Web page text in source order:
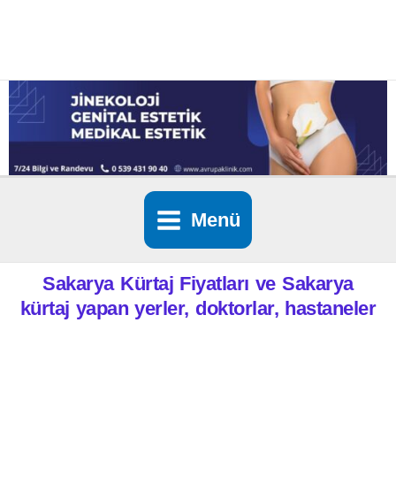
Menü
SakaryaKürtaj Fiyatları veSakarya
kürtaj yapan yerler, doktorlar, hastaneler